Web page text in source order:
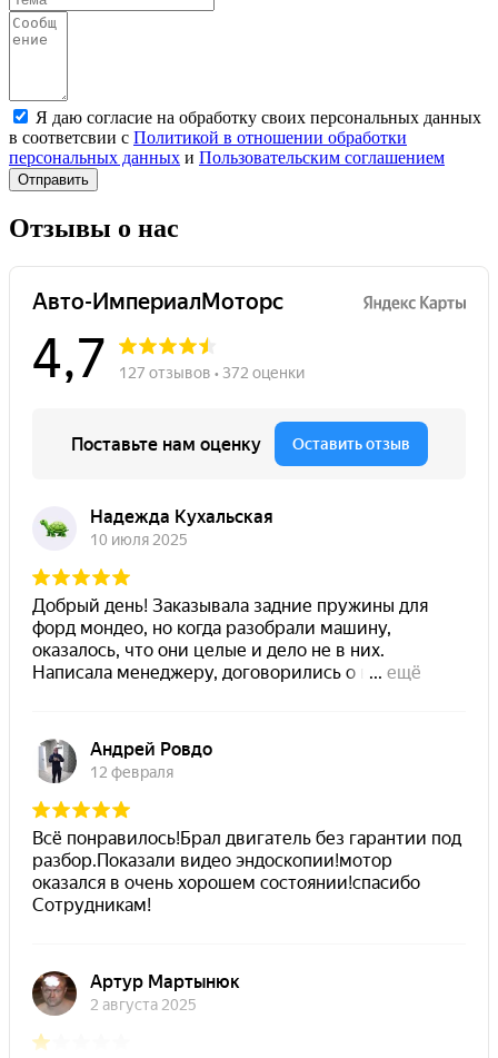
Я даю согласие на обработку своих персональных данных
в соответсвии с Политикой в отношении обработки
персональных данных и Пользовательским соглашением
Отправить
Отзывы о нас